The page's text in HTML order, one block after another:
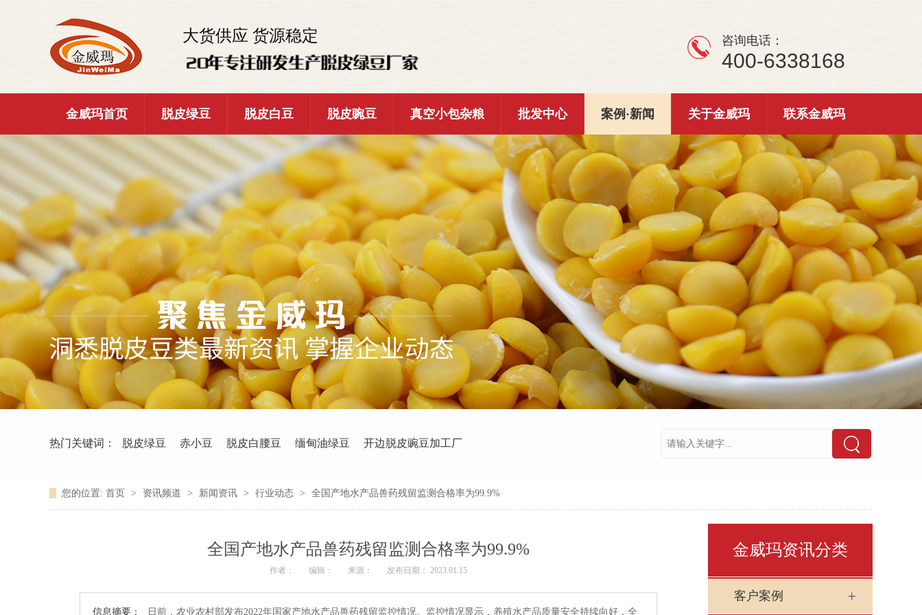
大货供应 货源稳定 咨询电话：
400-6338168
金威玛首页 脱皮绿豆 脱皮白豆 脱皮豌豆 真空小包杂粮 批发中心 案例·新闻 关于金威玛 联系金威玛
热门关键词： 脱皮绿豆 赤小豆 脱皮白腰豆 缅甸油绿豆 开边脱皮豌豆加工厂
您的位置: 首页 > 资讯频道 > 新闻资讯 > 行业动态 > 全国产地水产品兽药残留监测合格率为99.9%
全国产地水产品兽药残留监测合格率为99.9%
作者： 编辑： 来源： 发布日期： 2023.01.15
信息摘要： 日前，农业农村部发布2022年国家产地水产品兽药残留监控情况。监控情况显示，养殖水产品质量安全持续向好，全
金威玛资讯分类
客户案例